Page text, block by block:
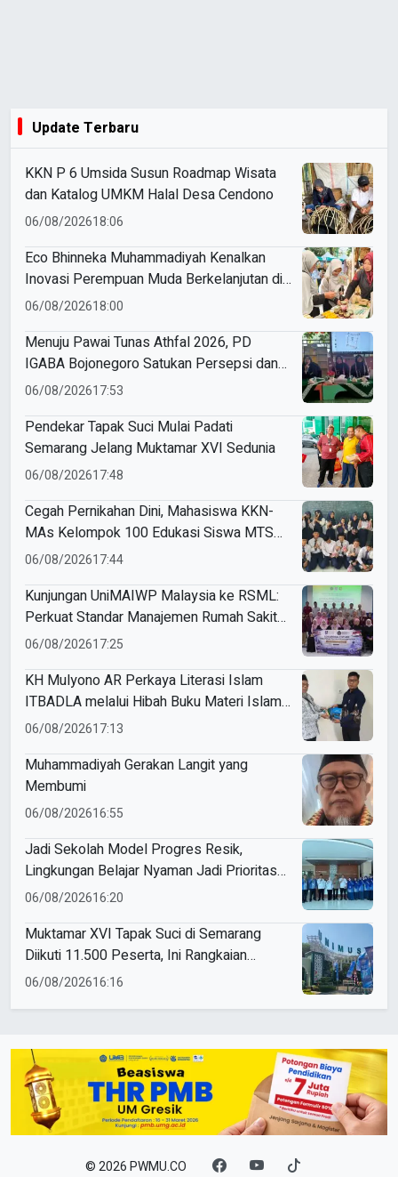
Update Terbaru
KKN P 6 Umsida Susun Roadmap Wisata
dan Katalog UMKM Halal Desa Cendono
06/08/202618:06
Eco Bhinneka Muhammadiyah Kenalkan
Inovasi Perempuan Muda Berkelanjutan di
Muktamar Nasyiatul Aisyiyah
06/08/202618:00
Menuju Pawai Tunas Athfal 2026, PD
IGABA Bojonegoro Satukan Persepsi dan
Utamakan Keselamatan Anak
06/08/202617:53
Pendekar Tapak Suci Mulai Padati
Semarang Jelang Muktamar XVI Sedunia
06/08/202617:48
Cegah Pernikahan Dini, Mahasiswa KKN-
MAs Kelompok 100 Edukasi Siswa MTS
Miftahul Ulum Tawangsari
06/08/202617:44
Kunjungan UniMAIWP Malaysia ke RSML:
Perkuat Standar Manajemen Rumah Sakit
Syariah
06/08/202617:25
KH Mulyono AR Perkaya Literasi Islam
ITBADLA melalui Hibah Buku Materi Islam
5 Jilid
06/08/202617:13
Muhammadiyah Gerakan Langit yang
Membumi
06/08/202616:55
Jadi Sekolah Model Progres Resik,
Lingkungan Belajar Nyaman Jadi Prioritas
Smamio Gresik
06/08/202616:20
Muktamar XVI Tapak Suci di Semarang
Diikuti 11.500 Peserta, Ini Rangkaian
Agendanya
06/08/202616:16
© 2026 PWMU.CO